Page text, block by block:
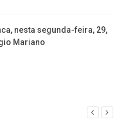
nesta segunda-feira, 29,
Mariano